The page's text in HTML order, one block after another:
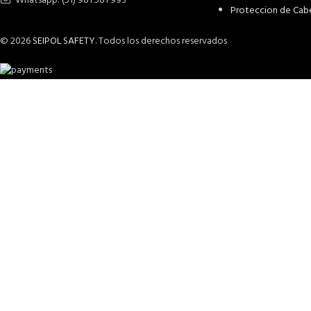
Proteccion de
© 2026SEIPOL SAFETY. Todos los derechos reservados